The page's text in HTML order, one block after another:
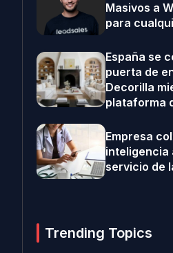
Masivos a
para
España se
puerta de
Decorilla
plataforma
Empresa
inteligencia
servicio de
Trending Topics